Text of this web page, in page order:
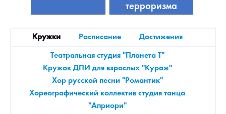
терроризма
Кружки Расписание Достижения
Театральная студия "Планета Т"
Кружок ДПИ для взрослых "Кураж"
Хор русской песни "Романтик"
Хореографический коллектив студия танца
"Априори"